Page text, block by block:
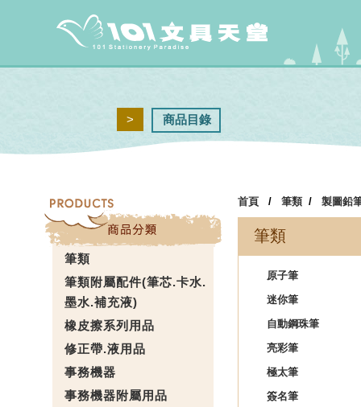
> 商品目錄
筆類
筆類附屬配件(筆芯.卡水.
墨水.補充液)
橡皮擦系列用品
修正帶.液用品
事務機器
事務機器附屬用品
首頁 / 筆類/ 製圖鉛
筆類
原子筆
迷你筆
自動鋼珠筆
亮彩筆
極太筆
簽名筆